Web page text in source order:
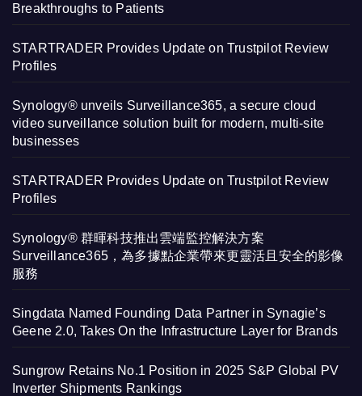
Breakthroughs to Patients
STARTRADER Provides Update on Trustpilot Review
Profiles
Synology® unveils Surveillance365, a secure cloud
video surveillance solution built for modern, multi-site
businesses
STARTRADER Provides Update on Trustpilot Review
Profiles
Synology® 群暉科技推出雲端監控解決方案
Surveillance365，為多據點企業帶來更靈活且安全的影像
服務
Singdata Named Founding Data Partner in Synagie’s
Geene 2.0, Takes On the Infrastructure Layer for Brands
Sungrow Retains No.1 Position in 2025 S&P Global PV
Inverter Shipments Rankings